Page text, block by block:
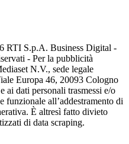
RTI S.p.A. Business Digital -
- Per la pubblicità
N.V., sede legale
Europa 46, 20093 Cologno
ai dati personali trasmessi e/o
all’addestramento di
È altresì fatto divieto
di data scraping.